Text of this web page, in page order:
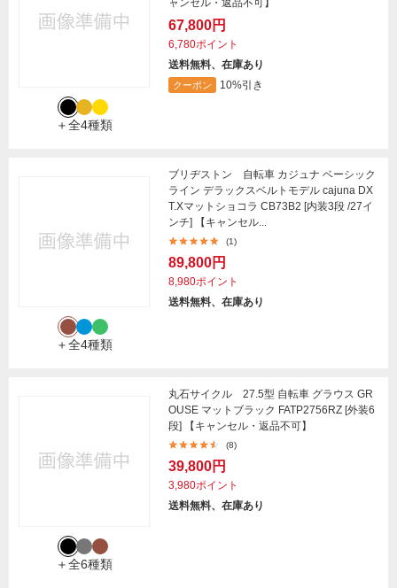
＋全4種類
ャンセル・返品不可】
67,800円
6,780ポイント
送料無料、在庫あり
クーポン 10%引き
＋全4種類
ブリヂストン 自転車 カジュナ ベーシック
ライン デラックスベルトモデル cajuna DX
T.Xマットショコラ CB73B2 [内装3段 /27イ
ンチ] 【キャンセル...
(1)
89,800円
8,980ポイント
送料無料、在庫あり
＋全6種類
丸石サイクル 27.5型 自転車 グラウス GR
OUSE マットブラック FATP2756RZ [外装6
段] 【キャンセル・返品不可】
(8)
39,800円
3,980ポイント
送料無料、在庫あり